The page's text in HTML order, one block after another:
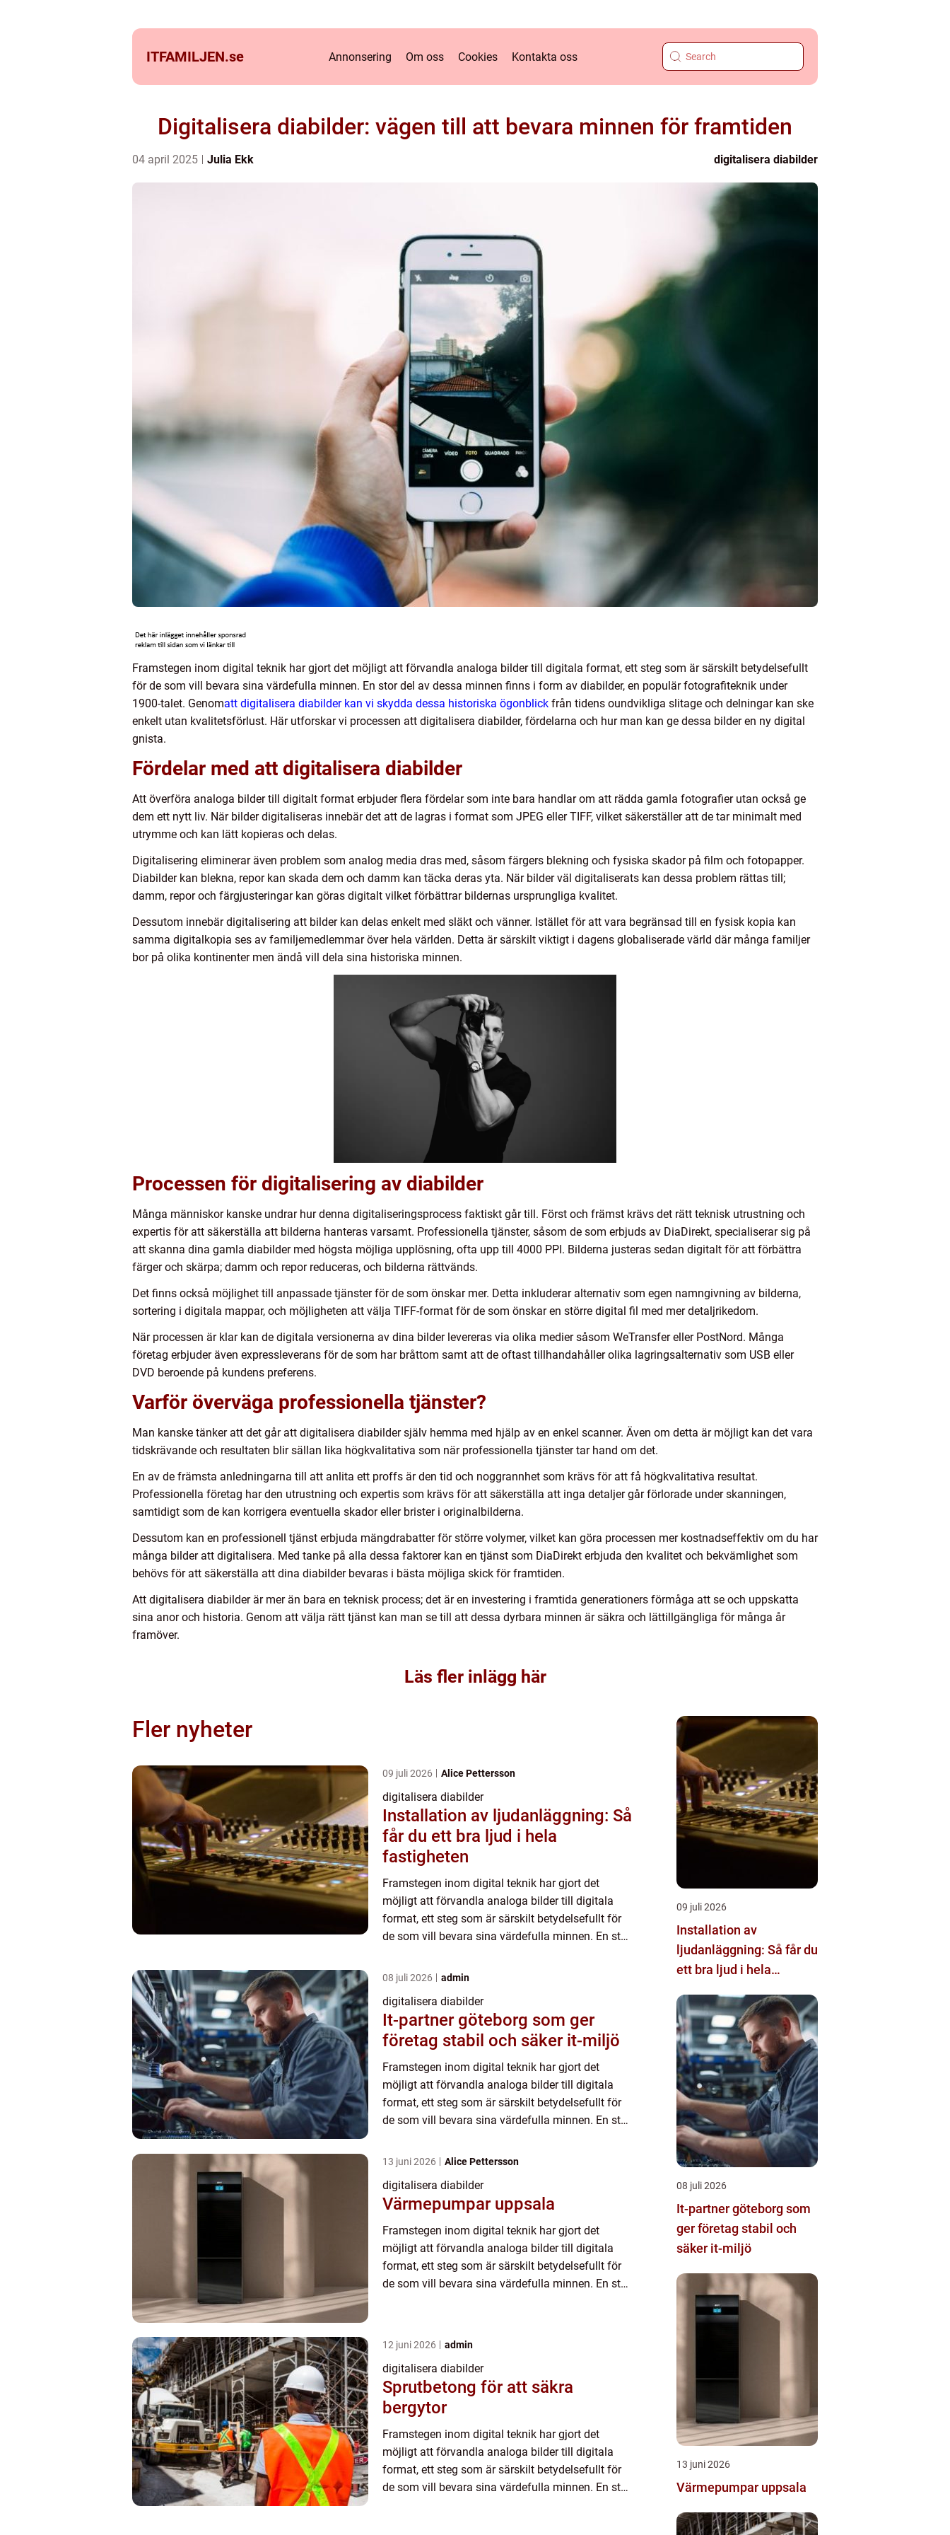
ITFAMILJEN.se Annonsering Om oss Cookies Kontakta oss
Digitalisera diabilder: vägen till att bevara minnen för framtiden
04 april 2025 Julia Ekk digitalisera diabilder
Framstegen inom digital teknik har gjort det möjligt att förvandla analoga bilder till digitala format, ett steg som är särskilt betydelsefullt
för de som vill bevara sina värdefulla minnen. En stor del av dessa minnen finns i form av diabilder, en populär fotografiteknik under
1900-talet. Genomatt digitalisera diabilder kan vi skydda dessa historiska ögonblick från tidens oundvikliga slitage och delningar kan ske
enkelt utan kvalitetsförlust. Här utforskar vi processen att digitalisera diabilder, fördelarna och hur man kan ge dessa bilder en ny digital
gnista.
Fördelar med att digitalisera diabilder
Att överföra analoga bilder till digitalt format erbjuder flera fördelar som inte bara handlar om att rädda gamla fotografier utan också ge
dem ett nytt liv. När bilder digitaliseras innebär det att de lagras i format som JPEG eller TIFF, vilket säkerställer att de tar minimalt med
utrymme och kan lätt kopieras och delas.
Digitalisering eliminerar även problem som analog media dras med, såsom färgers blekning och fysiska skador på film och fotopapper.
Diabilder kan blekna, repor kan skada dem och damm kan täcka deras yta. När bilder väl digitaliserats kan dessa problem rättas till;
damm, repor och färgjusteringar kan göras digitalt vilket förbättrar bildernas ursprungliga kvalitet.
Dessutom innebär digitalisering att bilder kan delas enkelt med släkt och vänner. Istället för att vara begränsad till en fysisk kopia kan
samma digitalkopia ses av familjemedlemmar över hela världen. Detta är särskilt viktigt i dagens globaliserade värld där många familjer
bor på olika kontinenter men ändå vill dela sina historiska minnen.
Processen för digitalisering av diabilder
Många människor kanske undrar hur denna digitaliseringsprocess faktiskt går till. Först och främst krävs det rätt teknisk utrustning och
expertis för att säkerställa att bilderna hanteras varsamt. Professionella tjänster, såsom de som erbjuds av DiaDirekt, specialiserar sig på
att skanna dina gamla diabilder med högsta möjliga upplösning, ofta upp till 4000 PPI. Bilderna justeras sedan digitalt för att förbättra
färger och skärpa; damm och repor reduceras, och bilderna rättvänds.
Det finns också möjlighet till anpassade tjänster för de som önskar mer. Detta inkluderar alternativ som egen namngivning av bilderna,
sortering i digitala mappar, och möjligheten att välja TIFF-format för de som önskar en större digital fil med mer detaljrikedom.
När processen är klar kan de digitala versionerna av dina bilder levereras via olika medier såsom WeTransfer eller PostNord. Många
företag erbjuder även expressleverans för de som har bråttom samt att de oftast tillhandahåller olika lagringsalternativ som USB eller
DVD beroende på kundens preferens.
Varför överväga professionella tjänster?
Man kanske tänker att det går att digitalisera diabilder själv hemma med hjälp av en enkel scanner. Även om detta är möjligt kan det vara
tidskrävande och resultaten blir sällan lika högkvalitativa som när professionella tjänster tar hand om det.
En av de främsta anledningarna till att anlita ett proffs är den tid och noggrannhet som krävs för att få högkvalitativa resultat.
Professionella företag har den utrustning och expertis som krävs för att säkerställa att inga detaljer går förlorade under skanningen,
samtidigt som de kan korrigera eventuella skador eller brister i originalbilderna.
Dessutom kan en professionell tjänst erbjuda mängdrabatter för större volymer, vilket kan göra processen mer kostnadseffektiv om du har
många bilder att digitalisera. Med tanke på alla dessa faktorer kan en tjänst som DiaDirekt erbjuda den kvalitet och bekvämlighet som
behövs för att säkerställa att dina diabilder bevaras i bästa möjliga skick för framtiden.
Att digitalisera diabilder är mer än bara en teknisk process; det är en investering i framtida generationers förmåga att se och uppskatta
sina anor och historia. Genom att välja rätt tjänst kan man se till att dessa dyrbara minnen är säkra och lättillgängliga för många år
framöver.
Läs fler inlägg här
Fler nyheter
09 juli 2026 Alice Pettersson
digitalisera diabilder
Installation av ljudanläggning: Så
får du ett bra ljud i hela
fastigheten
Framstegen inom digital teknik har gjort det
möjligt att förvandla analoga bilder till digitala
format, ett steg som är särskilt betydelsefullt för
de som vill bevara sina värdefulla minnen. En stor
08 juli 2026 admin
digitalisera diabilder
It-partner göteborg som ger
företag stabil och säker it-miljö
Framstegen inom digital teknik har gjort det
möjligt att förvandla analoga bilder till digitala
format, ett steg som är särskilt betydelsefullt för
de som vill bevara sina värdefulla minnen. En stor
13 juni 2026 Alice Pettersson
digitalisera diabilder
Värmepumpar uppsala
Framstegen inom digital teknik har gjort det
möjligt att förvandla analoga bilder till digitala
format, ett steg som är särskilt betydelsefullt för
de som vill bevara sina värdefulla minnen. En stor
12 juni 2026 admin
digitalisera diabilder
Sprutbetong för att säkra
bergytor
Framstegen inom digital teknik har gjort det
möjligt att förvandla analoga bilder till digitala
format, ett steg som är särskilt betydelsefullt för
de som vill bevara sina värdefulla minnen. En stor
09 juli 2026
Installation av
ljudanläggning: Så får du
ett bra ljud i hela
08 juli 2026
It-partner göteborg som
ger företag stabil och
säker it-miljö
13 juni 2026
Värmepumpar uppsala